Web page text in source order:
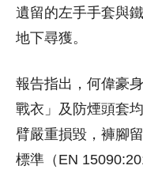
遺留的左手手套與
地下尋獲。
報告指出，何偉豪
戰衣」及防煙頭套
臂嚴重損毀，褲腳
標準（EN